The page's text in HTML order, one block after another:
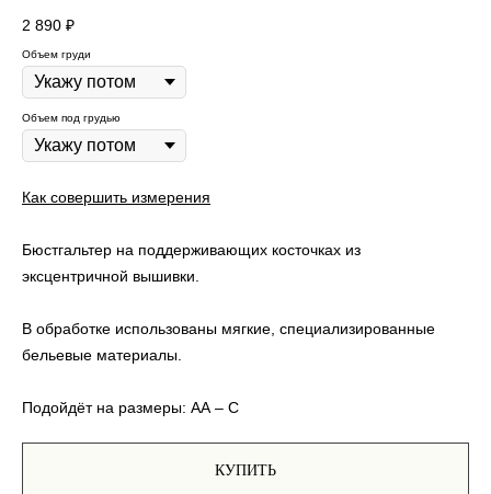
2 890 ₽
Объем груди
Объем под грудью
Как совершить измерения
Бюстгальтер на поддерживающих косточках из
эксцентричной вышивки.
В обработке использованы мягкие, специализированные
бельевые материалы.
Подойдёт на размеры: АА – C
КУПИТЬ